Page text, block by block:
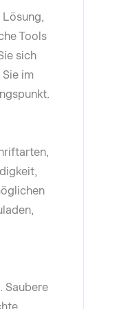
Tools
sich
im
Saubere